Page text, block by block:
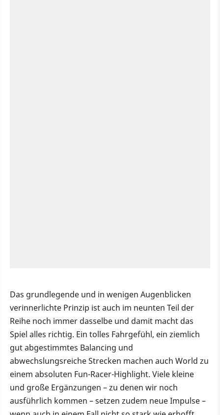
Das grundlegende und in wenigen Augenblicken
verinnerlichte Prinzip ist auch im neunten Teil der
Reihe noch immer dasselbe und damit macht das
Spiel alles richtig. Ein tolles Fahrgefühl, ein ziemlich
gut abgestimmtes Balancing und
abwechslungsreiche Strecken machen auch World zu
einem absoluten Fun-Racer-Highlight. Viele kleine
und große Ergänzungen – zu denen wir noch
ausführlich kommen – setzen zudem neue Impulse –